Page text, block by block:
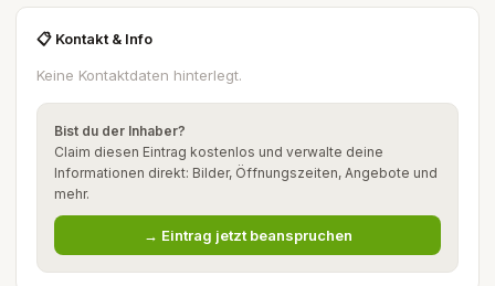
📋 Kontakt & Info
Keine Kontaktdaten hinterlegt.
Bist du der Inhaber?
Claim diesen Eintrag kostenlos und verwalte deine
Informationen direkt: Bilder, Öffnungszeiten, Angebote und
mehr.
→ Eintrag jetzt beanspruchen